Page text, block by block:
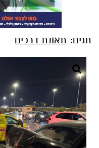
תגים: תאונת דרכים